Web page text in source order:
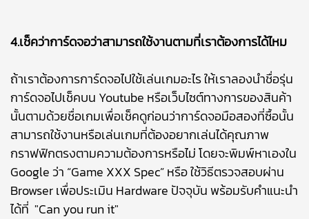
4.เช็คว่าการ์ดจอว่าสามารถใช้งานตามที่เราต้องการได้ไหม
ถ้าเราต้องการการ์ดจอไปใช้เล่นเกมอะไร ให้เราลองนำชื่อรุ่น
การ์ดจอไปเช็คบน Youtube หรือเว็บไซต์ทางการของสินค้า
นั้นตามด้วยชื่อเกมเพื่อเช็คดูก่อนว่าการ์ดจอมือสองที่ซื้อนั้น
สามารถใช้งานหรือเล่นเกมที่ต้องอยากเล่นได้คุณภาพ
กราฟฟิกตรงตามความต้องการหรือไม่ โดยจะพิมพ์หาเองใน
Google ว่า “Game XXX Spec” หรือ ใช้วิธีตรวจสอบผ่าน
Browser เพื่อประเมิน Hardware ปัจจุบัน พร้อมรับคำแนะนำ
ได้ที่ "Can you run it"